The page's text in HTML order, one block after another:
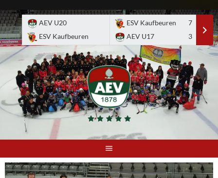
to
content
AEV U20
ESV Kaufbeuren
ESV Kaufbeuren
7
AEV U17
3